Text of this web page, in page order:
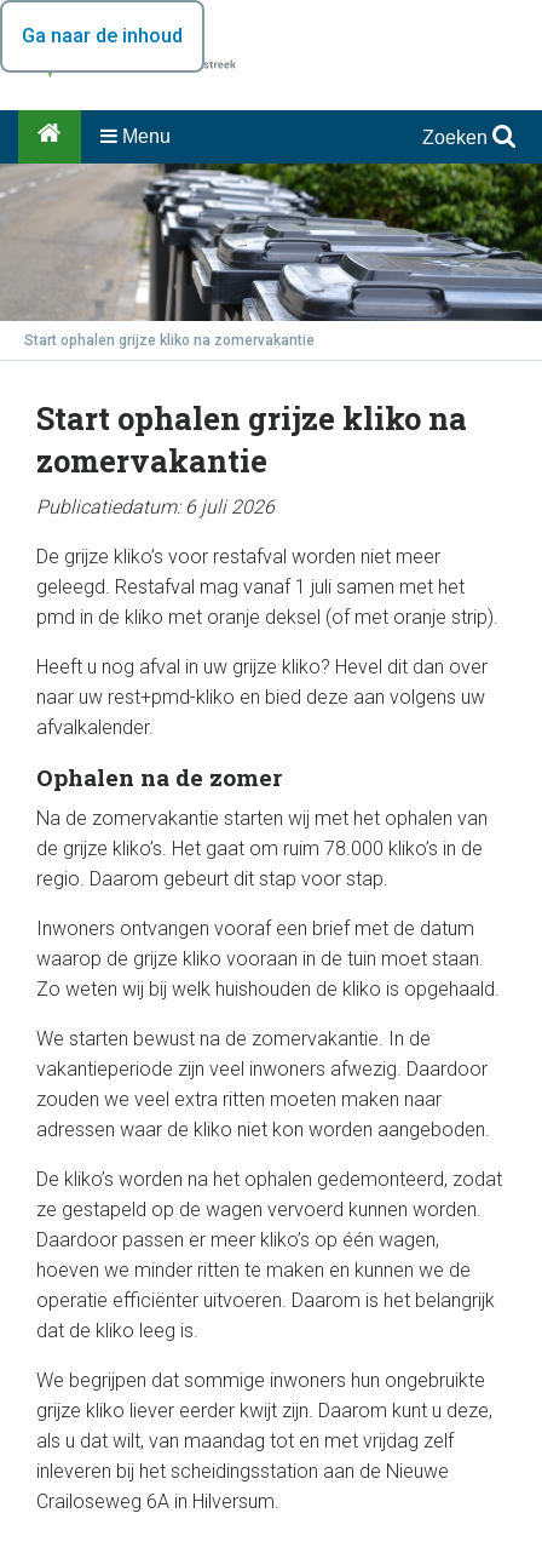
Ga naar de inhoud
Menu Zoeken
Start ophalen grijze kliko na zomervakantie
Start ophalen grijze kliko na
zomervakantie
Publicatiedatum: 6 juli 2026
De grijze kliko’s voor restafval worden niet meer
geleegd. Restafval mag vanaf 1 juli samen met het
pmd in de kliko met oranje deksel (of met oranje strip).
Heeft u nog afval in uw grijze kliko? Hevel dit dan over
naar uw rest+pmd-kliko en bied deze aan volgens uw
afvalkalender.
Ophalen na de zomer
Na de zomervakantie starten wij met het ophalen van
de grijze kliko’s. Het gaat om ruim 78.000 kliko’s in de
regio. Daarom gebeurt dit stap voor stap.
Inwoners ontvangen vooraf een brief met de datum
waarop de grijze kliko vooraan in de tuin moet staan.
Zo weten wij bij welk huishouden de kliko is opgehaald.
We starten bewust na de zomervakantie. In de
vakantieperiode zijn veel inwoners afwezig. Daardoor
zouden we veel extra ritten moeten maken naar
adressen waar de kliko niet kon worden aangeboden.
De kliko’s worden na het ophalen gedemonteerd, zodat
ze gestapeld op de wagen vervoerd kunnen worden.
Daardoor passen er meer kliko’s op één wagen,
hoeven we minder ritten te maken en kunnen we de
operatie efficiënter uitvoeren. Daarom is het belangrijk
dat de kliko leeg is.
We begrijpen dat sommige inwoners hun ongebruikte
grijze kliko liever eerder kwijt zijn. Daarom kunt u deze,
als u dat wilt, van maandag tot en met vrijdag zelf
inleveren bij het scheidingsstation aan de Nieuwe
Crailoseweg 6A in Hilversum.